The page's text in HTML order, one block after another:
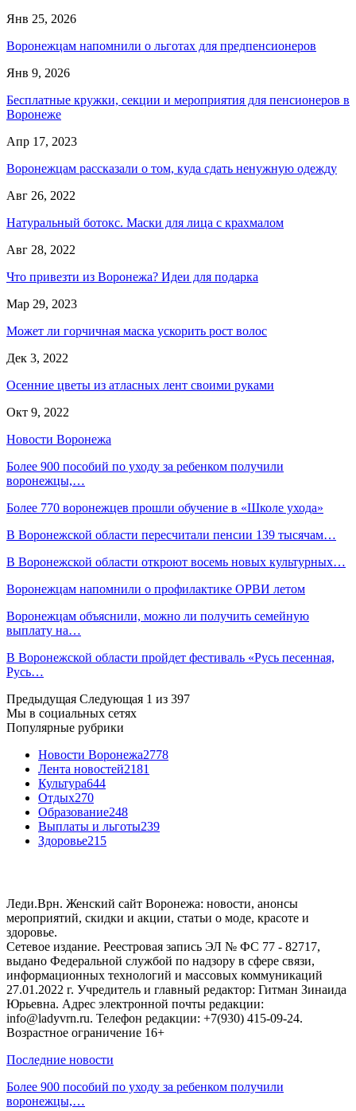
Янв 25, 2026
Воронежцам напомнили о льготах для предпенсионеров
Янв 9, 2026
Бесплатные кружки, секции и мероприятия для пенсионеров в
Воронеже
Апр 17, 2023
Воронежцам рассказали о том, куда сдать ненужную одежду
Авг 26, 2022
Натуральный ботокс. Маски для лица с крахмалом
Авг 28, 2022
Что привезти из Воронежа? Идеи для подарка
Мар 29, 2023
Может ли горчичная маска ускорить рост волос
Дек 3, 2022
Осенние цветы из атласных лент своими руками
Окт 9, 2022
Новости Воронежа
Более 900 пособий по уходу за ребенком получили
воронежцы,…
Более 770 воронежцев прошли обучение в «Школе ухода»
В Воронежской области пересчитали пенсии 139 тысячам…
В Воронежской области откроют восемь новых культурных…
Воронежцам напомнили о профилактике ОРВИ летом
Воронежцам объяснили, можно ли получить семейную
выплату на…
В Воронежской области пройдет фестиваль «Русь песенная,
Русь…
Предыдущая Следующая 1 из 397
Мы в социальных сетях
Популярные рубрики
Новости Воронежа2778
Лента новостей2181
Культура644
Отдых270
Образование248
Выплаты и льготы239
Здоровье215
Леди.Врн. Женский сайт Воронежа: новости, анонсы
мероприятий, скидки и акции, статьи о моде, красоте и
здоровье.
Сетевое издание. Реестровая запись ЭЛ № ФС 77 - 82717,
выдано Федеральной службой по надзору в сфере связи,
информационных технологий и массовых коммуникаций
27.01.2022 г. Учредитель и главный редактор: Гитман Зинаида
Юрьевна. Адрес электронной почты редакции:
info@ladyvrn.ru. Телефон редакции: +7(930) 415-09-24.
Возрастное ограничение 16+
Последние новости
Более 900 пособий по уходу за ребенком получили
воронежцы,…